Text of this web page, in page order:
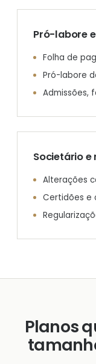
Pró-labore
Folha de
Pró-labore
Admissões,
Societário
Alterações
Certidões e
Planos